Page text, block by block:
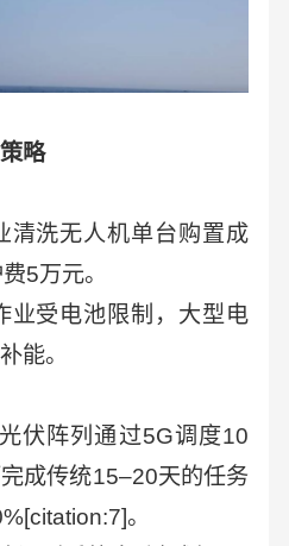
略
清洗无人机单台购置成
5万元。
业受电池限制，大型电
能。
伏阵列通过5G调度10
成传统15–20天的任务
。